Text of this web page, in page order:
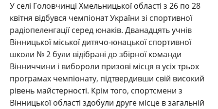
У селі Головчинці Хмельницької області з 26 по 28
квітня відбувся чемпіонат України зі спортивної
радіопеленгації серед юнаків. Дванадцять учнів
Вінницької міської дитячо-юнацької спортивної
школи № 2 були відібрані до збірної команди
Вінниччини і вибороли призові місця в усіх трьох
програмах чемпіонату, підтвердивши свій високий
рівень майстерності. Крім того, спортсмени з
Вінницької області здобули друге місце в загальній